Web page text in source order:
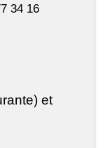
34 16
et